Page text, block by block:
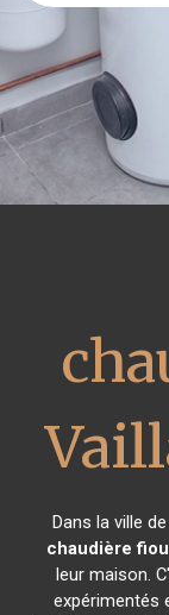
Dans la ville de
chaudière
leur maison.
expérimentés